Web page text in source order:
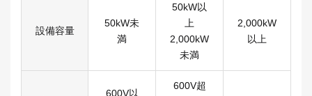
設備容量
50kW未
満
50kW以
上
2,000kW
未満
2,000kW
以上
600V以
600V超